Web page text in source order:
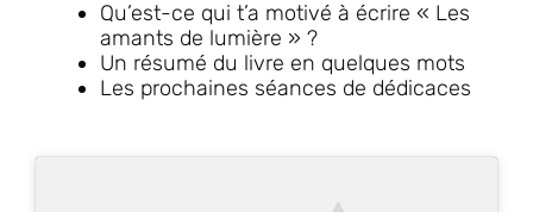
Qu’est-ce qui t’a motivé à écrire « Les
amants de lumière » ?
Un résumé du livre en quelques mots
Les prochaines séances de dédicaces